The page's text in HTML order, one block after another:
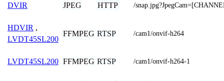
DVIR JPEG HTTP /
HDVIR ,
LVDT45SL200
FFMPEG RTSP /cam1/onvif-h264
LVDT45SL200 FFMPEG RTSP /cam1/onvif-h264-1